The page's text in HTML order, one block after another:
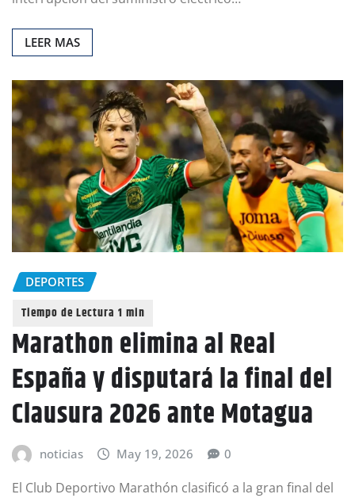
LEER MAS
DEPORTES
Marathon elimina al Real
España y disputará la final del
Clausura 2026 ante Motagua
noticias May 19, 2026 0
El Club Deportivo Marathón clasificó a la gran final del